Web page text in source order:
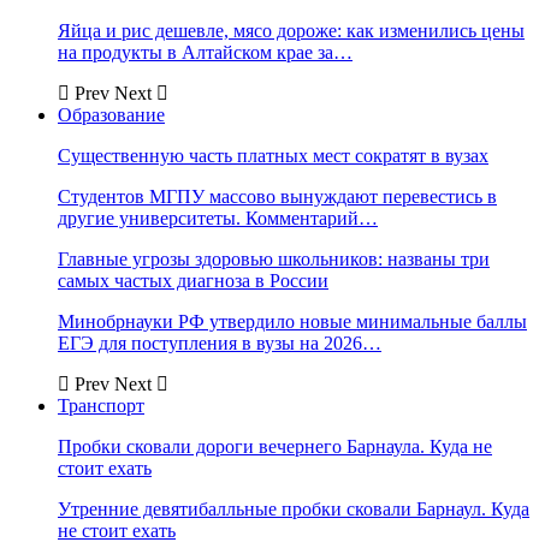
Яйца и рис дешевле, мясо дороже: как изменились цены
на продукты в Алтайском крае за…
Prev Next
Образование
Существенную часть платных мест сократят в вузах
Студентов МГПУ массово вынуждают перевестись в
другие университеты. Комментарий…
Главные угрозы здоровью школьников: названы три
самых частых диагноза в России
Минобрнауки РФ утвердило новые минимальные баллы
ЕГЭ для поступления в вузы на 2026…
Prev Next
Транспорт
Пробки сковали дороги вечернего Барнаула. Куда не
стоит ехать
Утренние девятибалльные пробки сковали Барнаул. Куда
не стоит ехать